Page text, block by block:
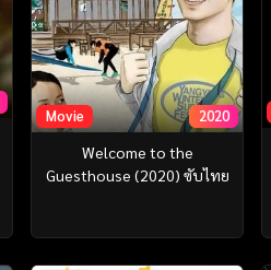
Movie 2020
Welcome to the
Guesthouse (2020) ซับไทย